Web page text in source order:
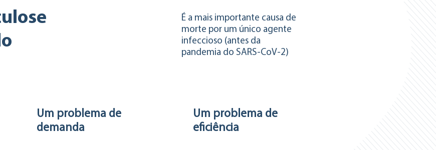
Um problema de
demanda
É a mais importante causa de
morte por um único agente
infeccioso (antes da
pandemia do SARS-CoV-2)
Um problema de
eficiência